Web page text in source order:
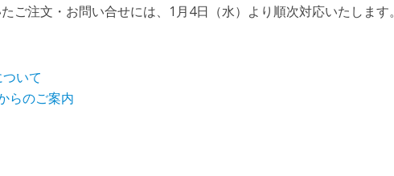
ご注文・お問い合せには、1月4日（水）より順次対応いたします。
いて
らのご案内